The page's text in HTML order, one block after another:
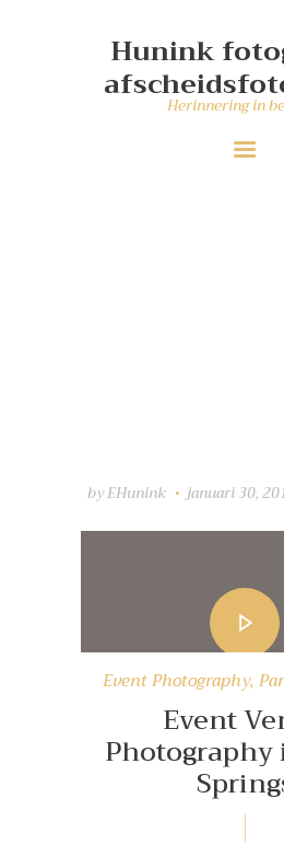
Hunink
Herinnering in
WIE MAAKT DE
PORTFOLIO
byEHunink januari 30,
Event Photography,
Event